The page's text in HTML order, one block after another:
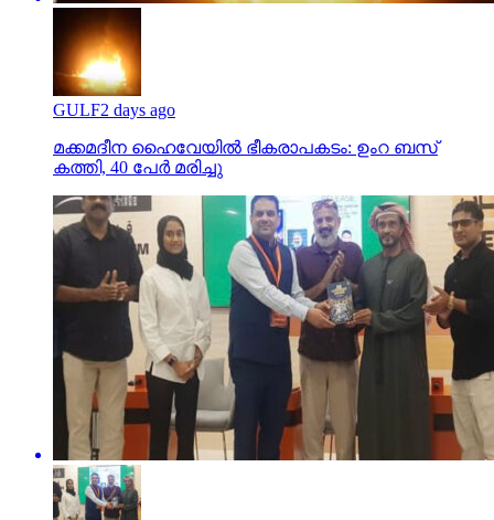
GULF2 days ago
മക്കമദീന ഹൈവേയില്‍ ഭീകരാപകടം: ഉംറ ബസ്
കത്തി, 40 പേര്‍ മരിച്ചു